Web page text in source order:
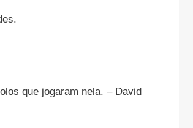
que jogaram nela. – David